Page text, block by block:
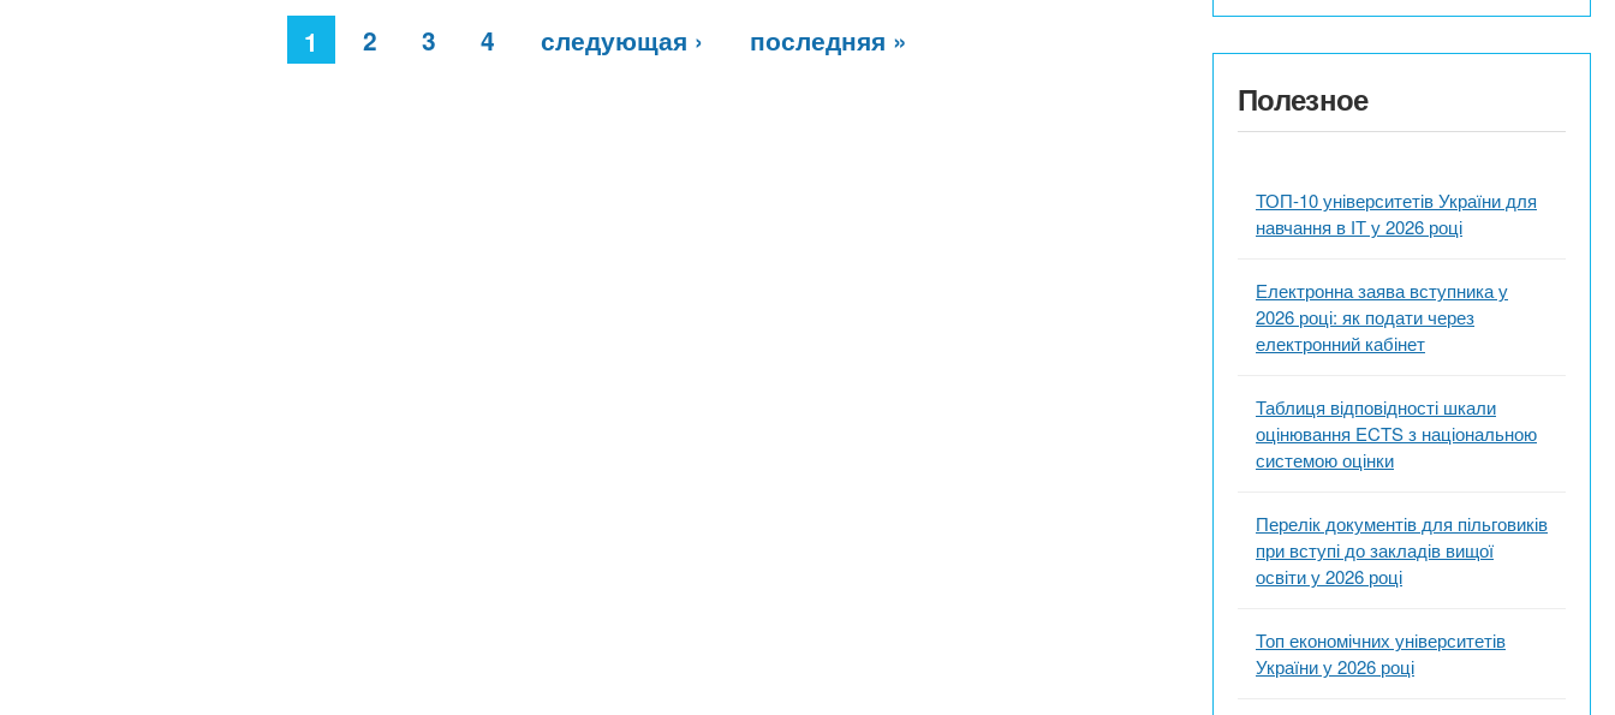
1 2 3 4 следующая › последняя »
Полезное
ТОП-10 університетів України для
навчання в ІТ у 2026 році
Електронна заява вступника у
2026 році: як подати через
електронний кабінет
Таблиця відповідності шкали
оцінювання ECTS з національною
системою оцінки
Перелік документів для пільговиків
при вступі до закладів вищої
освіти у 2026 році
Топ економічних університетів
України у 2026 році